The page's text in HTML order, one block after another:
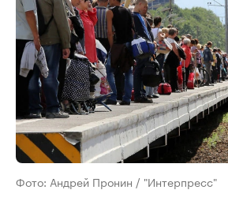
Фото: Андрей Пронин / "Интерпресс"